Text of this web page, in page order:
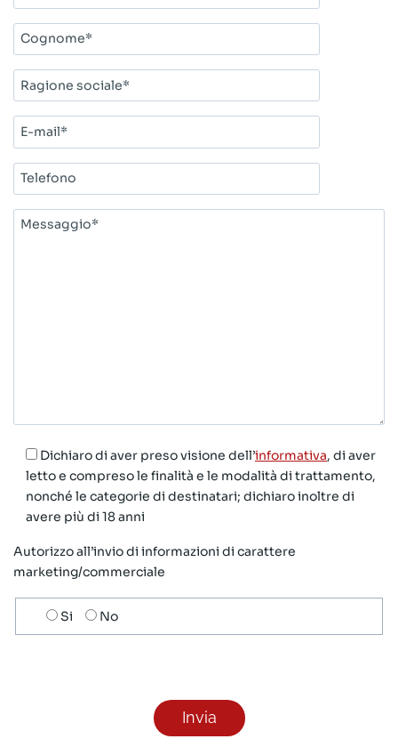
Cognome*
Ragione
sociale*
E-
mail*
Telefono
Messaggio*
Dichiaro di aver preso visione dell’informativa, di aver
letto e compreso le finalità e le modalità di trattamento,
nonché le categorie di destinatari; dichiaro inoltre di
avere più di 18 anni
Autorizzo all’invio di informazioni di carattere
marketing/commerciale
Scelta
invio
Si No